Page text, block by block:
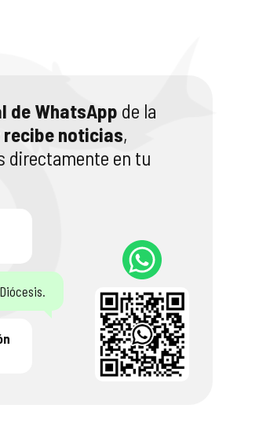
de WhatsApp de la
recibe noticias,
directamente en tu